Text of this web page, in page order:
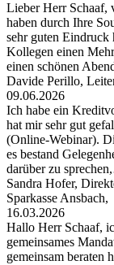
Lieber Herr Schaaf,
haben durch Ihre
sehr guten Eindruck
Kollegen einen
einen schönen
Davide Perillo,
09.06.2026
Ich habe ein
hat mir sehr gut
(Online-Webinar).
es bestand
darüber zu
Sandra Hofer,
Sparkasse Ansbach,
16.03.2026
Hallo Herr Schaaf,
gemeinsames
gemeinsam beraten